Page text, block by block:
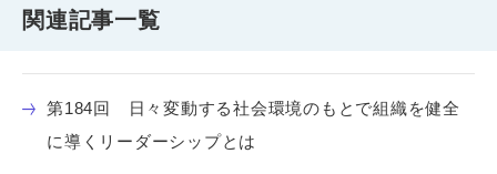
関連記事一覧
第184回 日々変動する社会環境のもとで組織を健全
に導くリーダーシップとは